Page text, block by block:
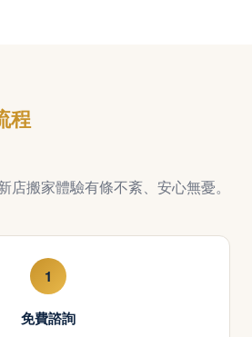
程
店搬家體驗有條不紊、安心無憂。
1
免費諮詢